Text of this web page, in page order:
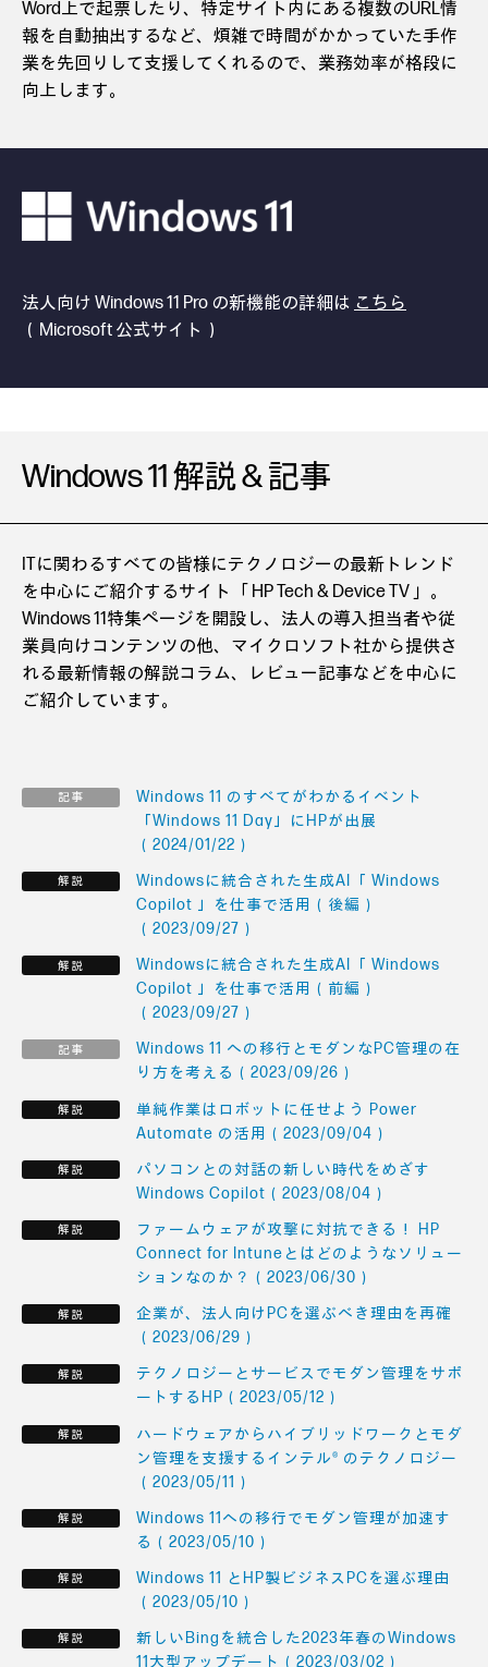
Word上で起票したり、特定サイト内にある複数のURL情
報を自動抽出するなど、煩雑で時間がかかっていた手作
業を先回りして支援してくれるので、業務効率が格段に
向上します。
法人向け Windows 11 Pro の新機能の詳細は こちら
（Microsoft 公式サイト）
Windows 11 解説 & 記事
ITに関わるすべての皆様にテクノロジーの最新トレンド
を中心にご紹介するサイト「 HP Tech & Device TV 」。
Windows 11特集ページを開設し、法人の導入担当者や従
業員向けコンテンツの他、マイクロソフト社から提供さ
れる最新情報の解説コラム、レビュー記事などを中心に
ご紹介しています。
Windows 11 のすべてがわかるイベント
「Windows 11 Day」にHPが出展
（2024/01/22）
Windowsに統合された生成AI「 Windows
Copilot 」を仕事で活用（後編）
（2023/09/27）
Windowsに統合された生成AI「 Windows
Copilot 」を仕事で活用（前編）
（2023/09/27）
Windows 11 への移行とモダンなPC管理の在
り方を考える（2023/09/26）
単純作業はロボットに任せよう Power
Automate の活用（2023/09/04）
パソコンとの対話の新しい時代をめざす
Windows Copilot（2023/08/04）
ファームウェアが攻撃に対抗できる！ HP
Connect for Intuneとはどのようなソリュー
ションなのか？（2023/06/30）
企業が、法人向けPCを選ぶべき理由を再確
（2023/06/29）
テクノロジーとサービスでモダン管理をサポ
ートするHP（2023/05/12）
ハードウェアからハイブリッドワークとモダ
ン管理を支援するインテル® のテクノロジー
（2023/05/11）
Windows 11への移行でモダン管理が加速す
る（2023/05/10）
Windows 11 とHP製ビジネスPCを選ぶ理由
（2023/05/10）
新しいBingを統合した2023年春のWindows
11大型アップデート（2023/03/02）